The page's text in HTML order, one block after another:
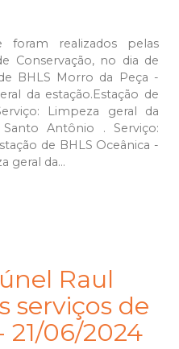
foram realizados pelas
Conservação, no dia de
BHLS Morro da Peça -
da estação.Estação de
Limpeza geral da
Santo Antônio . Serviço:
de BHLS Oceânica -
geral da...
Raul
serviços de
21/06/2024